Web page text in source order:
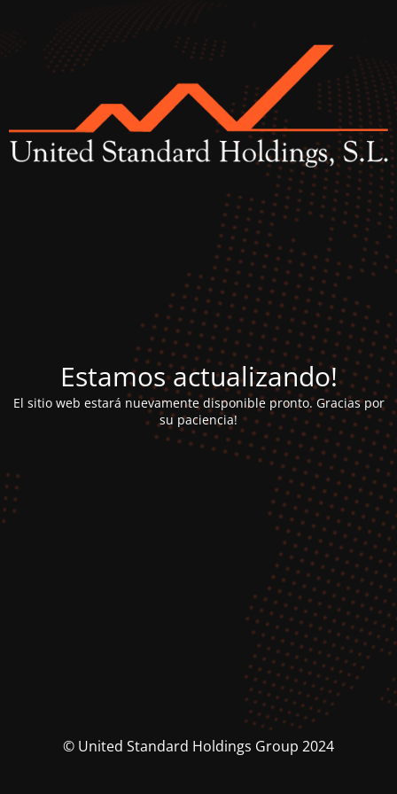
Estamos actualizando!
El sitio web estará nuevamente disponible pronto. Gracias por
su paciencia!
© United Standard Holdings Group 2024